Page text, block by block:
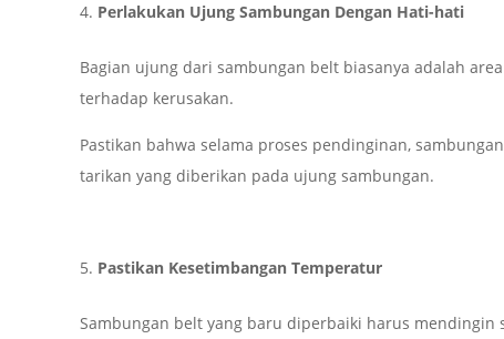
Perlakukan Ujung Sambungan Dengan Hati-hati
Bagian ujung dari sambungan belt biasanya adalah
terhadap kerusakan.
Pastikan bahwa selama proses pendinginan,
tarikan yang diberikan pada ujung sambungan.
Pastikan Kesetimbangan Temperatur
Sambungan belt yang baru diperbaiki harus mendingin